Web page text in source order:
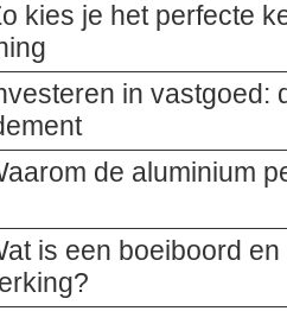
kies je het perfecte
in vastgoed:
de aluminium
is een boeiboord